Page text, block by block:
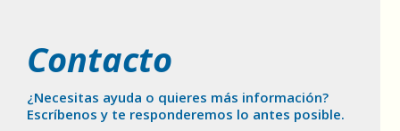
Contacto
¿Necesitas ayuda o quieres más información?
Escríbenos y te responderemos lo antes posible.